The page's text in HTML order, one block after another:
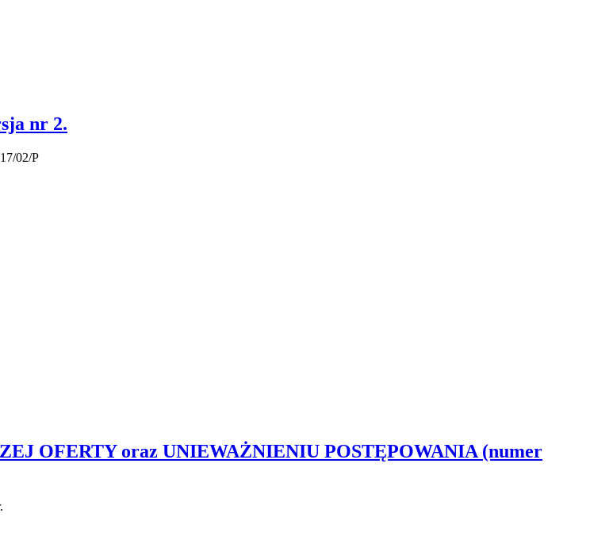
nr 2.
02/P
OFERTY oraz UNIEWAŻNIENIU POSTĘPOWANIA (numer